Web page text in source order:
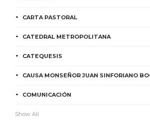
CARTA PASTORAL
CATEDRAL METROPOLITANA
CATEQUESIS
CAUSA MONSEÑOR JUAN SINFORIANO
COMUNICACIÓN
Show All